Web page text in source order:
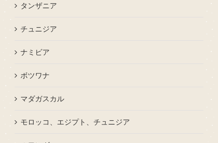
タンザニア
チュニジア
ナミビア
ボツワナ
マダガスカル
モロッコ、エジプト、チュニジア